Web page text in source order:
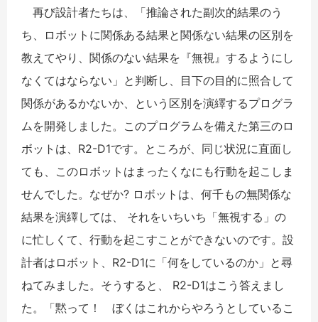
再び設計者たちは、「推論された副次的結果のう
ち、ロボットに関係ある結果と関係ない結果の区別を
教えてやり、関係のない結果を『無視』するようにし
なくてはならない」と判断し、目下の目的に照合して
関係があるかないか、という区別を演繹するプログラ
ムを開発しました。このプログラムを備えた第三のロ
ボットは、R2-D1です。ところが、同じ状況に直面し
ても、このロボットはまったくなにも行動を起こしま
せんでした。なぜか? ロボットは、何千もの無関係な
結果を演繹しては、 それをいちいち「無視する」の
に忙しくて、行動を起こすことができないのです。設
計者はロボット、R2-D1に「何をしているのか」と尋
ねてみました。そうすると、 R2-D1はこう答えまし
た。「黙って！ ぼくはこれからやろうとしているこ